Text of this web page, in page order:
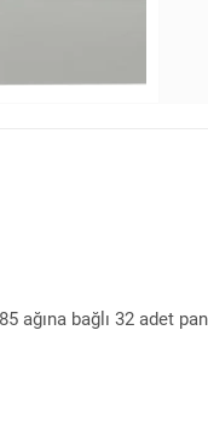
ağına bağlı 32 adet